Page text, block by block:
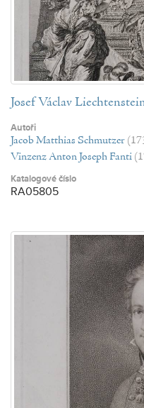
Josef Václav
Autoři
Jacob Matthias Schmutzer
Vinzenz Anton Joseph Fanti
Katalogové číslo
RA05805